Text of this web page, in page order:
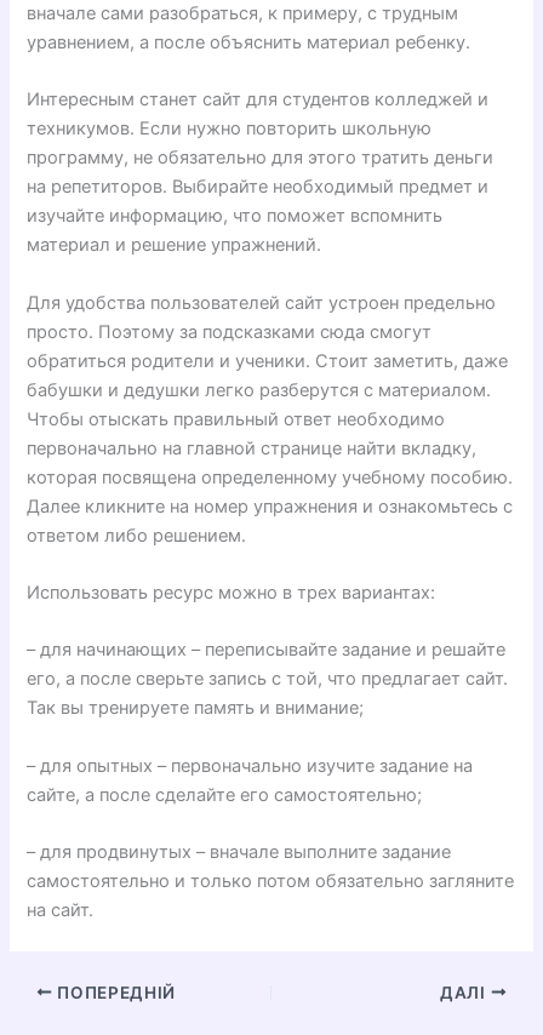
вначале сами разобраться, к примеру, с трудным
уравнением, а после объяснить материал ребенку.
Интересным станет сайт для студентов колледжей и
техникумов. Если нужно повторить школьную
программу, не обязательно для этого тратить деньги
на репетиторов. Выбирайте необходимый предмет и
изучайте информацию, что поможет вспомнить
материал и решение упражнений.
Для удобства пользователей сайт устроен предельно
просто. Поэтому за подсказками сюда смогут
обратиться родители и ученики. Стоит заметить, даже
бабушки и дедушки легко разберутся с материалом.
Чтобы отыскать правильный ответ необходимо
первоначально на главной странице найти вкладку,
которая посвящена определенному учебному пособию.
Далее кликните на номер упражнения и ознакомьтесь с
ответом либо решением.
Использовать ресурс можно в трех вариантах:
– для начинающих – переписывайте задание и решайте
его, а после сверьте запись с той, что предлагает сайт.
Так вы тренируете память и внимание;
– для опытных – первоначально изучите задание на
сайте, а после сделайте его самостоятельно;
– для продвинутых – вначале выполните задание
самостоятельно и только потом обязательно загляните
на сайт.
ПОПЕРЕДНІЙ ДАЛІ